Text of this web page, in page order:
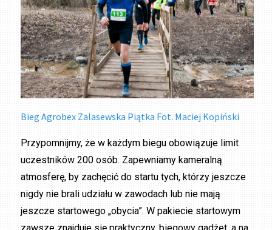
Bieg Agrobex Zalasewska Piątka Fot. Maciej Kopiński
Przypomnijmy, że w każdym biegu obowiązuje limit
uczestników 200 osób. Zapewniamy kameralną
atmosferę, by zachęcić do startu tych, którzy jeszcze
nigdy nie brali udziału w zawodach lub nie mają
jeszcze startowego „obycia”. W pakiecie startowym